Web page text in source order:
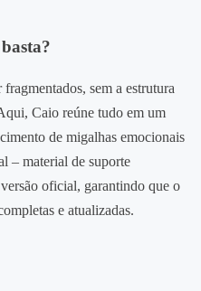
sem a estrutura
Caio reúne tudo em um
de migalhas emocionais
– material de suporte
oficial, garantindo que o
e atualizadas.